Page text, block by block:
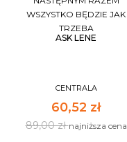
WSZYSTKO BĘDZIE JAK
TRZEBA
ASK LENE
CENTRALA
60,52 zł
89,00 złnajniższa cena